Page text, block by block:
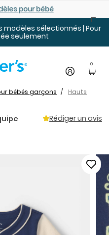
pour bébé
modèles sélectionnés | Pour
seulement
0
bébés garçons
Hauts
Rédiger un avis